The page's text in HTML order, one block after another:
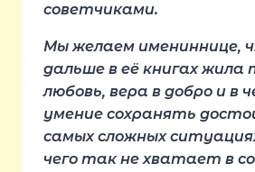
советчиками.
Мы желаем имениннице,
дальше в её книгах жила
любовь, вера в добро и в
умение сохранять
самых сложных
чего так не хватает в